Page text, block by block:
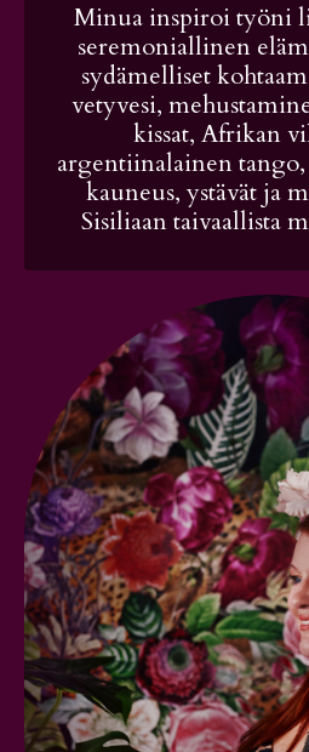
Minua inspiroi työni
seremoniallinen
sydämelliset
vetyvesi,
kissat, Afrikan
argentiinalainen
kauneus, ystävät ja
Sisiliaan taivaallista